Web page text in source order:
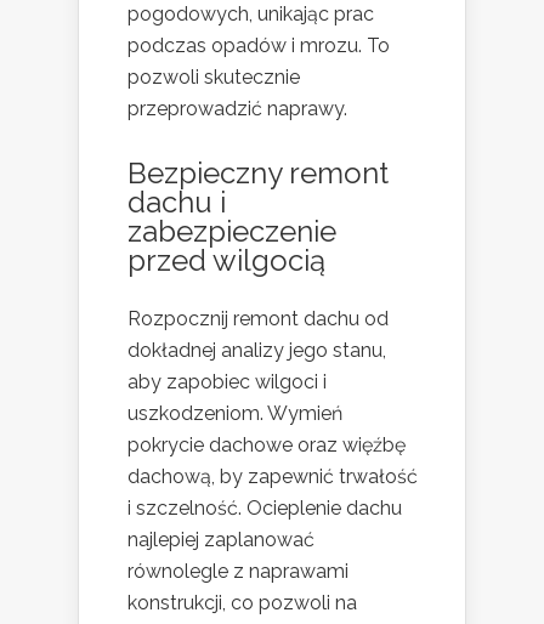
pogodowych, unikając prac
podczas opadów i mrozu. To
pozwoli skutecznie
przeprowadzić naprawy.
Bezpieczny remont
dachu i
zabezpieczenie
przed wilgocią
Rozpocznij remont dachu od
dokładnej analizy jego stanu,
aby zapobiec wilgoci i
uszkodzeniom. Wymień
pokrycie dachowe oraz więźbę
dachową, by zapewnić trwałość
i szczelność. Ocieplenie dachu
najlepiej zaplanować
równolegle z naprawami
konstrukcji, co pozwoli na